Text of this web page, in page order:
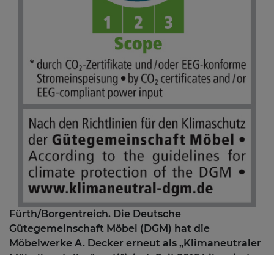
Fürth/Borgentreich. Die Deutsche
Gütegemeinschaft Möbel (DGM) hat die
Möbelwerke A. Decker erneut als „Klimaneutraler